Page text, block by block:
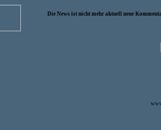
Die News ist nicht mehr aktuell neue